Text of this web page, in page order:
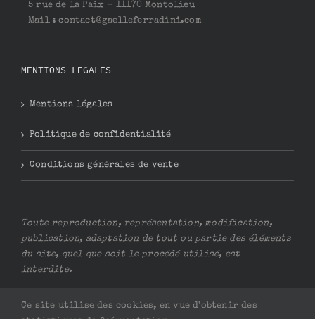
5 rue de la Paix – 11170 Montolieu
Mail : contact@gaelleferradini.com
MENTIONS LEGALES
Mentions légales
Politique de confidentialité
Conditions générales de vente
Toute reproduction, représentation, modification,
publication, adaptation de tout ou partie des éléments
du site, quel que soit le procédé utilisé, est
interdite.
Ce site utilise des cookies, en vue d'obtenir des